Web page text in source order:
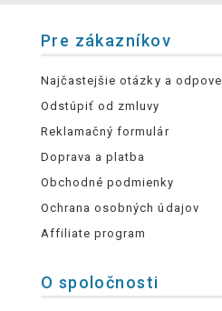
Pre zákazníkov
Najčastejšie otázky a
Odstúpiť od zmluvy
Reklamačný formulár
Doprava a platba
Obchodné podmienky
Ochrana osobných údajov
Affiliate program
O spoločnosti